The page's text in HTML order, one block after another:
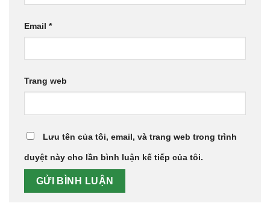
Email *
Trang web
Lưu tên của tôi, email, và trang web trong trình
duyệt này cho lần bình luận kế tiếp của tôi.